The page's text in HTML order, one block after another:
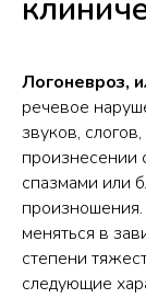
Логоневроз,
речевое
звуков,
произнесении
спазмами или
меняться в
степени
следующие